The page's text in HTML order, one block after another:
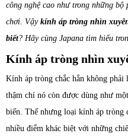
công nghệ cao như trong những
chơi. Vậy kính áp tròng nhìn
biết? Hãy cùng Japana tìm hiểu
Kính áp tròng nhìn
Kính áp tròng chắc hẳn không
thậm chí nó còn được dùng như
biến. Thế nhưng loại kính áp tròng
nhiều điểm khác biệt với những